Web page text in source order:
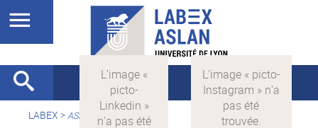
LABEX >ASLAN